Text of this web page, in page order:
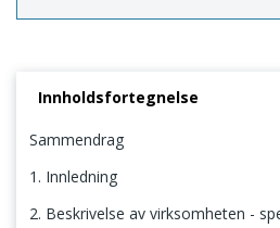
Innholdsfortegnelse
Sammendrag
1. Innledning
2. Beskrivelse av virksomheten -